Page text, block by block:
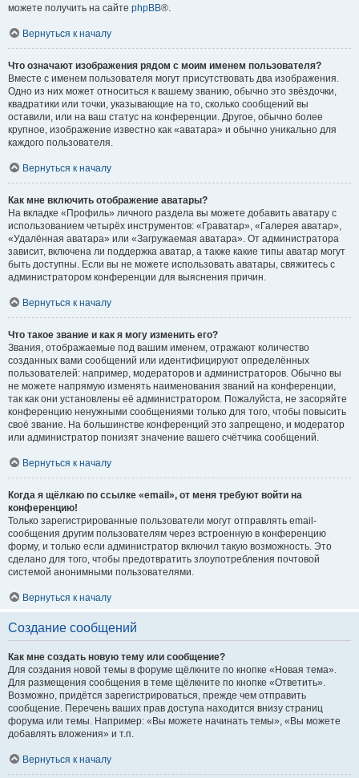
можете получить на сайте phpBB®.
Вернуться к началу
Что означают изображения рядом с моим именем пользователя?
Вместе с именем пользователя могут присутствовать два изображения.
Одно из них может относиться к вашему званию, обычно это звёздочки,
квадратики или точки, указывающие на то, сколько сообщений вы
оставили, или на ваш статус на конференции. Другое, обычно более
крупное, изображение известно как «аватара» и обычно уникально для
каждого пользователя.
Вернуться к началу
Как мне включить отображение аватары?
На вкладке «Профиль» личного раздела вы можете добавить аватару с
использованием четырёх инструментов: «Граватар», «Галерея аватар»,
«Удалённая аватара» или «Загружаемая аватара». От администратора
зависит, включена ли поддержка аватар, а также какие типы аватар могут
быть доступны. Если вы не можете использовать аватары, свяжитесь с
администратором конференции для выяснения причин.
Вернуться к началу
Что такое звание и как я могу изменить его?
Звания, отображаемые под вашим именем, отражают количество
созданных вами сообщений или идентифицируют определённых
пользователей: например, модераторов и администраторов. Обычно вы
не можете напрямую изменять наименования званий на конференции,
так как они установлены её администратором. Пожалуйста, не засоряйте
конференцию ненужными сообщениями только для того, чтобы повысить
своё звание. На большинстве конференций это запрещено, и модератор
или администратор понизят значение вашего счётчика сообщений.
Вернуться к началу
Когда я щёлкаю по ссылке «email», от меня требуют войти на
конференцию!
Только зарегистрированные пользователи могут отправлять email-
сообщения другим пользователям через встроенную в конференцию
форму, и только если администратор включил такую возможность. Это
сделано для того, чтобы предотвратить злоупотребления почтовой
системой анонимными пользователями.
Вернуться к началу
Создание сообщений
Как мне создать новую тему или сообщение?
Для создания новой темы в форуме щёлкните по кнопке «Новая тема».
Для размещения сообщения в теме щёлкните по кнопке «Ответить».
Возможно, придётся зарегистрироваться, прежде чем отправить
сообщение. Перечень ваших прав доступа находится внизу страниц
форума или темы. Например: «Вы можете начинать темы», «Вы можете
добавлять вложения» и т.п.
Вернуться к началу